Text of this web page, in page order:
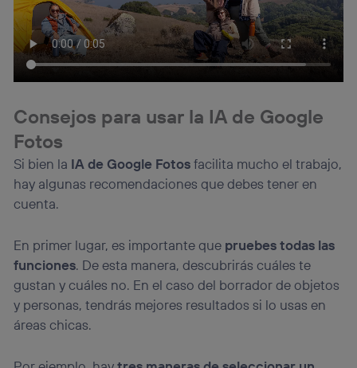
Consejos para usar la IA de Google
Fotos
Si bien la IA de Google Fotosfacilita mucho el trabajo,
hay algunas recomendaciones que debes tener en
cuenta.
En primer lugar, es importante que pruebes todas las
funciones. De esta manera, descubrirás cuáles te
gustan y cuáles no. En el caso del borrador de objetos
y personas, tendrás mejores resultados si lo usas en
áreas chicas.